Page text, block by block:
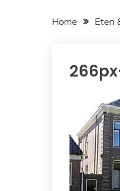
Home Eten